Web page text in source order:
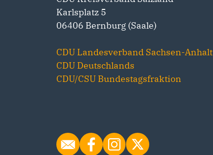
Karlsplatz 5
06406 Bernburg (Saale)
CDU Landesverband Sachsen-Anhalt
CDU Deutschlands
CDU/CSU Bundestagsfraktion